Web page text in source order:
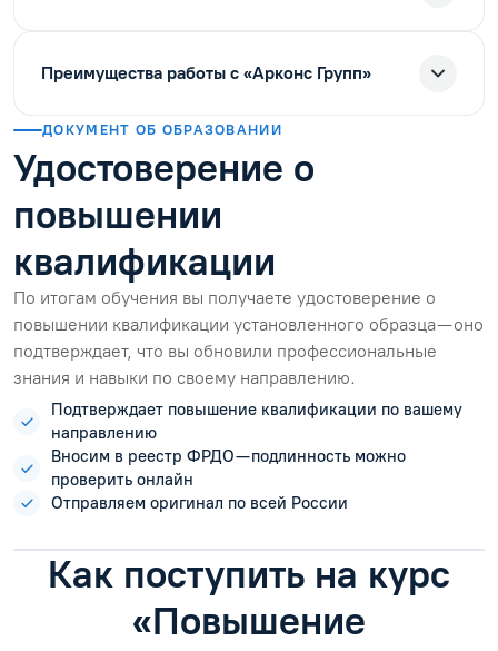
Преимущества работы с «Арконс Групп»
ДОКУМЕНТ ОБ ОБРАЗОВАНИИ
Удостоверение о
повышении
квалификации
По итогам обучения вы получаете удостоверение о
повышении квалификации установленного образца — оно
подтверждает, что вы обновили профессиональные
знания и навыки по своему направлению.
Подтверждает повышение квалификации по вашему
направлению
Вносим в реестр ФРДО — подлинность можно
проверить онлайн
Отправляем оригинал по всей России
Как поступить на курс
«Повышение